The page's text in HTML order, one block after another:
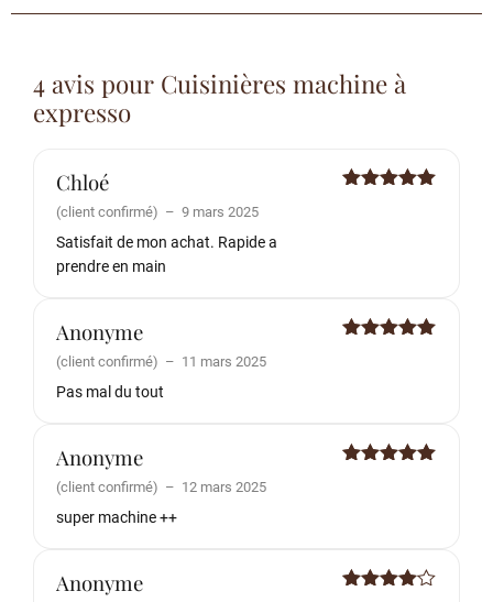
4 avis pour Cuisinières machine à
expresso
Chloé
(client confirmé) – 9 mars 2025
Satisfait de mon achat. Rapide a
prendre en main
Anonyme
(client confirmé) – 11 mars 2025
Pas mal du tout
Anonyme
(client confirmé) – 12 mars 2025
super machine ++
Anonyme